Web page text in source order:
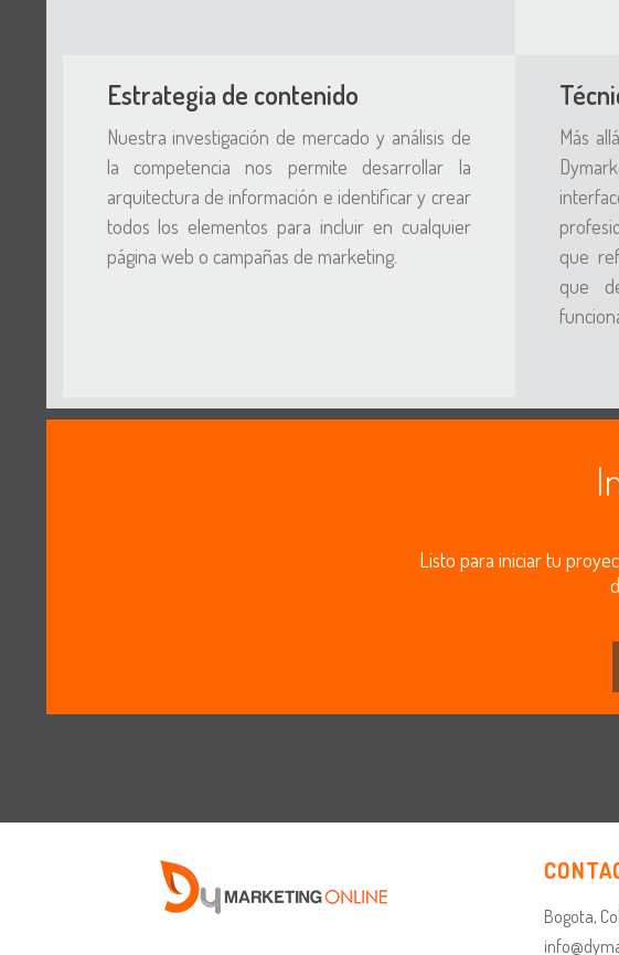
Estrategia de contenido
Nuestra investigación de mercado y análisis de
la competencia nos permite desarrollar la
arquitectura de información e identificar y crear
todos los elementos para incluir en cualquier
página web o campañas de marketing.
Más
que
que
Listo para iniciar tu
Bogota,